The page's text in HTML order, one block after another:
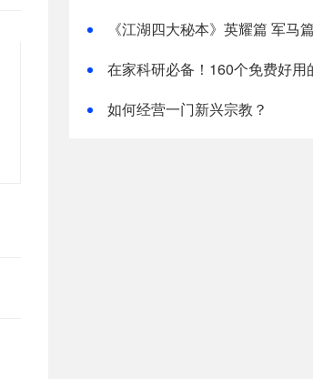
《江湖四大秘本》英耀篇 军马
在家科研必备！160个免费好用
如何经营一门新兴宗教？